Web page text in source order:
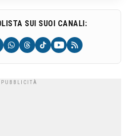
SUI SUOI CANALI: